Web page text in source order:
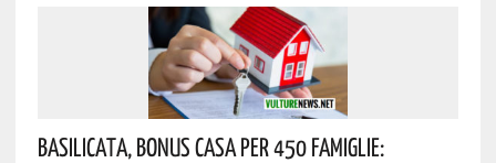
Basilicata, Bonus Casa Per 450 Famiglie: